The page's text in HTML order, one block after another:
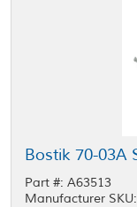
Part #: A63513
Manufacturer SKU: